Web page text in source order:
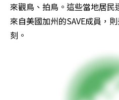
來觀鳥、拍鳥。這些當地居
來自美國加州的SAVE成員，
刻。